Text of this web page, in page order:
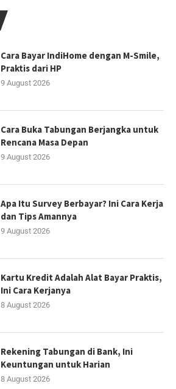
Cara Bayar IndiHome dengan M-Smile,
Praktis dari HP
9 August 2026
Cara Buka Tabungan Berjangka untuk
Rencana Masa Depan
9 August 2026
Apa Itu Survey Berbayar? Ini Cara Kerja
dan Tips Amannya
9 August 2026
Kartu Kredit Adalah Alat Bayar Praktis,
Ini Cara Kerjanya
8 August 2026
Rekening Tabungan di Bank, Ini
Keuntungan untuk Harian
8 August 2026